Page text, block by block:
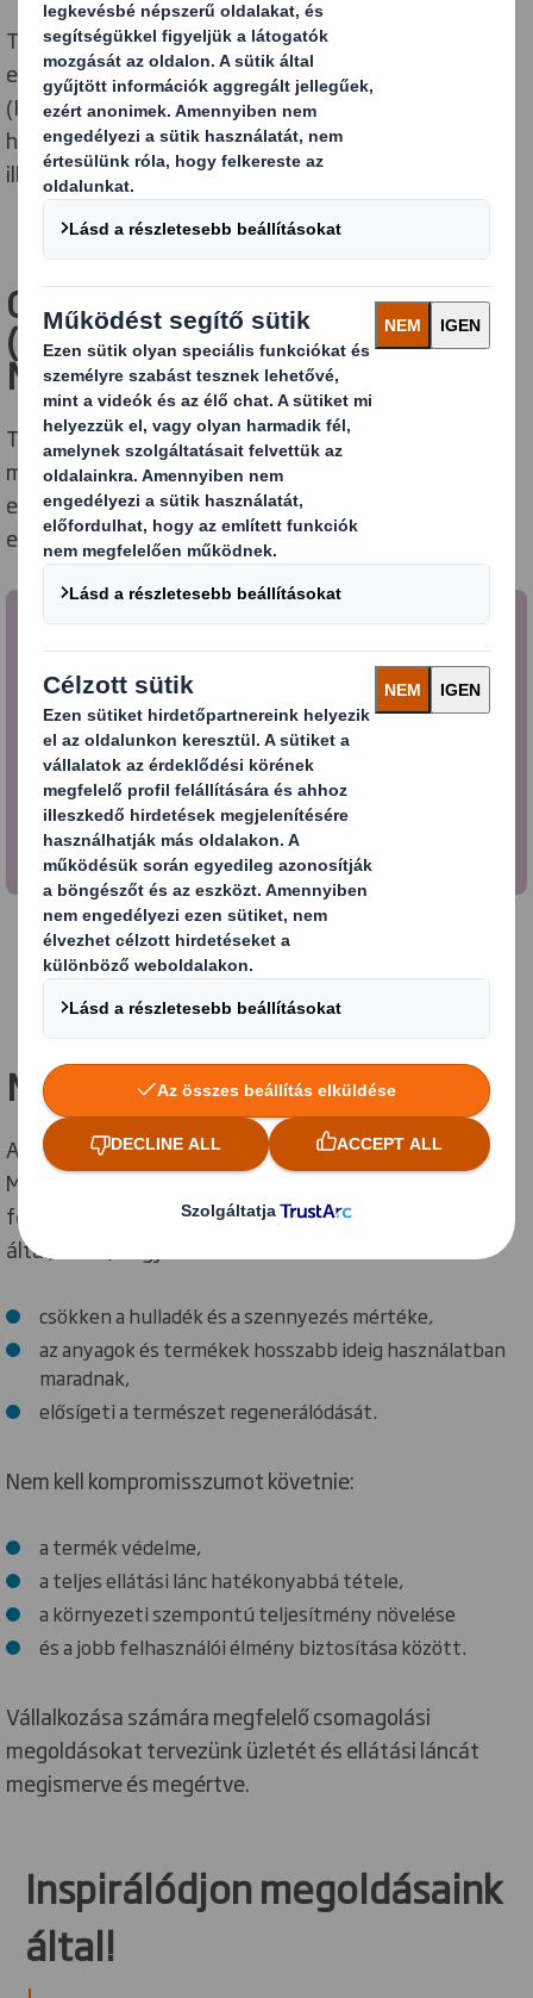
Tekintse meg videónkat, melyben részletesen
elmagyarázzuk a Circular Design Metrics-et
(Körforgásos Tervezés Mérőszámait), és azt, hogy
hogyan alkalmazzuk a körforgásos gazdaságba
illeszkedő csomagolás tervezésekor.
Circular Design Metrics
(Körforgásos Tervezés
Mérőszámai) ismertető
Töltse le információs kiadványunkat, melyből átfogó
magyarázatot kap a Circular Design Metric nyújtotta
előnyökről és alkalmazásáról különböző
esettanulmányokon keresztül.
Ismertető - Körforgásos Tervezés
Mérőszámai
Töltse le információs kiadványunkat, melyből
átfogó magyarázatot kap a Circular Design
Metric nyújtotta előnyökről és alkalmazásáról
különböző esettanulmányokon keresztül.
LETÖLTÉS
Mit jelent ez az Ön számára?
A Circular Design Metrics (Körforgásos Tervezés
Mérőszámai) lehetővé teszi, hogy növelje
fenntarthatóság terén teljesítményét a csomagolás
által, azzal, hogy:
csökken a hulladék és a szennyezés mértéke,
az anyagok és termékek hosszabb ideig használatban
maradnak,
elősígeti a természet regenerálódását.
Nem kell kompromisszumot követnie:
a termék védelme,
a teljes ellátási lánc hatékonyabbá tétele,
a környezeti szempontú teljesítmény növelése
és a jobb felhasználói élmény biztosítása között.
Vállalkozása számára megfelelő csomagolási
megoldásokat tervezünk üzletét és ellátási láncát
megismerve és megértve.
Inspirálódjon megoldásaink
által!